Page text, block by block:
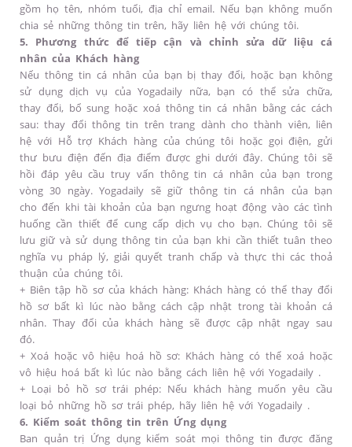
gồm họ tên, nhóm tuổi, địa chỉ email. Nếu bạn không muốn
chia sẻ những thông tin trên, hãy liên hệ với chúng tôi.
5. Phương thức để tiếp cận và chỉnh sửa dữ liệu cá
nhân của Khách hàng
Nếu thông tin cá nhân của bạn bị thay đổi, hoặc bạn không
sử dụng dịch vụ của Yogadaily nữa, bạn có thể sửa chữa,
thay đổi, bổ sung hoặc xoá thông tin cá nhân bằng các cách
sau: thay đổi thông tin trên trang dành cho thành viên, liên
hệ với Hỗ trợ Khách hàng của chúng tôi hoặc gọi điện, gửi
thư bưu điện đến địa điểm được ghi dưới đây. Chúng tôi sẽ
hồi đáp yêu cầu truy vấn thông tin cá nhân của bạn trong
vòng 30 ngày. Yogadaily sẽ giữ thông tin cá nhân của bạn
cho đến khi tài khoản của bạn ngưng hoạt động vào các tình
huống cần thiết để cung cấp dịch vụ cho bạn. Chúng tôi sẽ
lưu giữ và sử dụng thông tin của bạn khi cần thiết tuân theo
nghĩa vụ pháp lý, giải quyết tranh chấp và thực thi các thoả
thuận của chúng tôi.
+ Biên tập hồ sơ của khách hàng: Khách hàng có thể thay đổi
hồ sơ bất kì lúc nào bằng cách cập nhật trong tài khoản cá
nhân. Thay đổi của khách hàng sẽ được cập nhật ngay sau
đó.
+ Xoá hoặc vô hiệu hoá hồ sơ: Khách hàng có thể xoá hoặc
vô hiệu hoá bất kì lúc nào bằng cách liên hệ với Yogadaily .
+ Loại bỏ hồ sơ trái phép: Nếu khách hàng muốn yêu cầu
loại bỏ những hồ sơ trái phép, hãy liên hệ với Yogadaily .
6. Kiểm soát thông tin trên Ứng dụng
Ban quản trị Ứng dụng kiểm soát mọi thông tin được đăng